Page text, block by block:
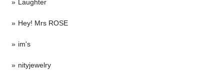
Laughter
Hey! Mrs ROSE
im's
nityjewelry